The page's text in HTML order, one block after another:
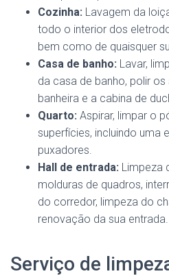
Cozinha: Lavagem da
todo o interior dos
bem como de quaisquer
Casa de banho: Lavar,
da casa de banho, polir
banheira e a cabina de
Quarto: Aspirar, limpar o
superfícies, incluindo uma
puxadores.
Hall de entrada: Limpeza
molduras de quadros,
do corredor, limpeza do
renovação da sua entrada.
Serviço de